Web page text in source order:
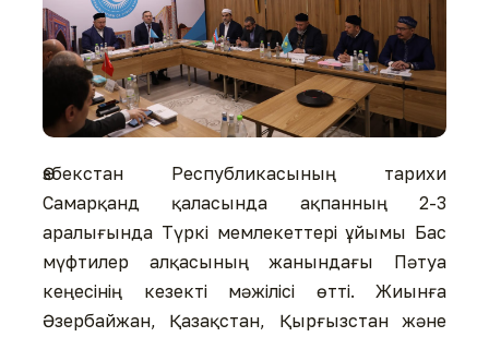
Өзбекстан Республикасының тарихи
Самарқанд қаласында ақпанның 2-3
аралығында Түркі мемлекеттері ұйымы Бас
мүфтилер алқасының жанындағы Пәтуа
кеңесінің кезекті мәжілісі өтті. Жиынға
Әзербайжан, Қазақстан, Қырғызстан және